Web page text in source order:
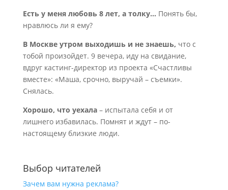
Есть у меня любовь 8 лет, а толку… Понять бы,
нравлюсь ли я ему?
В Москве утром выходишь и не знаешь, что с
тобой произойдет. 9 вечера, иду на свидание,
вдруг кастинг-директор из проекта «Счастливы
вместе»: «Маша, срочно, выручай – съемки».
Снялась.
Хорошо, что уехала– испытала себя и от
лишнего избавилась. Помнят и ждут – по-
настоящему близкие люди.
Выбор читателей
Зачем вам нужна реклама?